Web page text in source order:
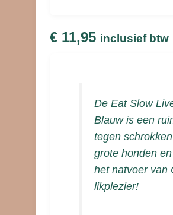
€ 11,95 inclusief btw
De Eat Slow
Blauw is een
tegen
grote honden
het natvoer van
likplezier!
Blauw